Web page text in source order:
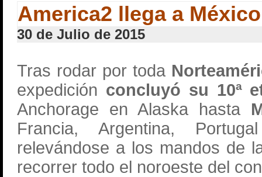
America2 llega a
30 de Julio de 2015
Tras rodar por toda
expedición concluyó su 10ª
Anchorage en Alaska hasta
Francia, Argentina,
relevándose a los mandos de
recorrer todo el noroeste del